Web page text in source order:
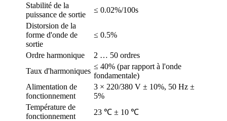
Stabilité de la
puissance de sortie
≤ 0.02%/100s
Distorsion de la
forme d'onde de
sortie
≤ 0.5%
Ordre harmonique
2 … 50 ordres
Taux d'harmoniques
≤ 40% (par rapport à l'onde
fondamentale)
Alimentation de
fonctionnement
3 × 220/380 V ± 10%, 50 Hz ±
5%
Température de
fonctionnement
23 ℃ ± 10 ℃